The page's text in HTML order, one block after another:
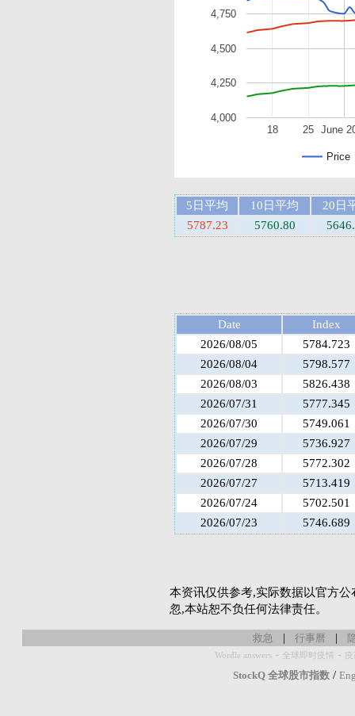
Price
June
18 25
4,000
4,250
4,500
4,750
5日平均 10日平均
20日
5787.23
5760.80
Date
Index
2026/08/05
5784.723
2026/08/04
5798.577
2026/08/03
5826.438
2026/07/31
5777.345
2026/07/30
5749.061
2026/07/29
5736.927
2026/07/28
5772.302
2026/07/27
5713.419
2026/07/24
5702.501
2026/07/23
5746.689
本资讯仅供参考,实际数据以官方
忽,本站恕不负任何法律责任。
救急 | 行事曆 |
Wordle answers - 全球即时疫情 -
StockQ 全球股市指数 /